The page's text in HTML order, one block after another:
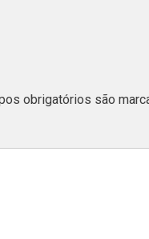
obrigatórios são